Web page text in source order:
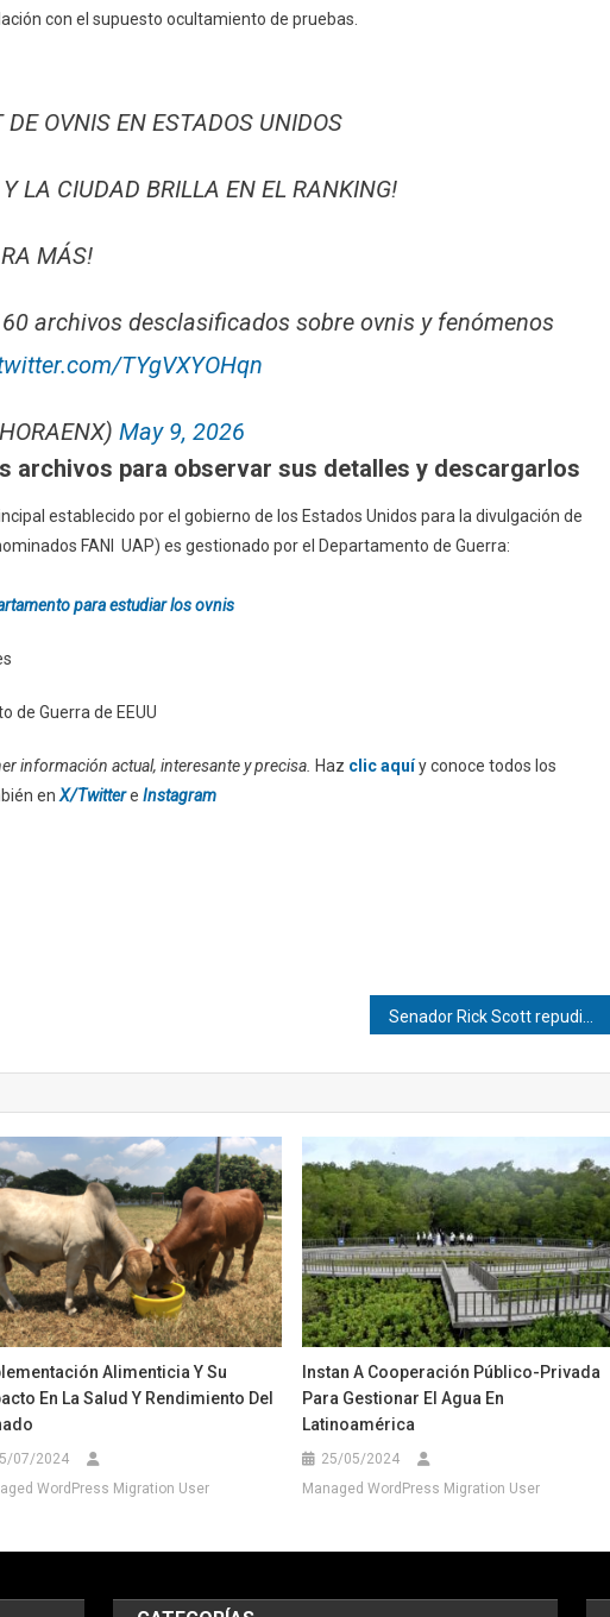
con el supuesto ocultamiento de pruebas.
OVNIS EN ESTADOS UNIDOS
LA CIUDAD BRILLA EN EL RANKING!
MÁS!
archivos desclasificados sobre ovnis y fenómenos
TYgVXYOHqn
May 9, 2026
archivos para observar sus detalles y descargarlos
establecido por el gobierno de los Estados Unidos para la divulgación de
FANI UAP) es gestionado por el Departamento de Guerra:
para estudiar los ovnis
de Guerra de EEUU
información actual, interesante y precisa. Haz clic aquíy conoce todos los
en X/Twittere Instagram
Alimenticia Y Su
En La Salud Y Rendimiento Del
07/2024
WordPress Migration User
Instan A Cooperación Público-Privada
Para Gestionar El Agua En
Latinoamérica
25/05/2024
Managed WordPress Migration User